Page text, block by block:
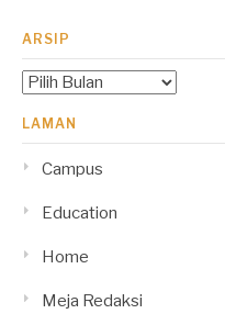
ARSIP
Arsip
LAMAN
Campus
Education
Home
Meja Redaksi